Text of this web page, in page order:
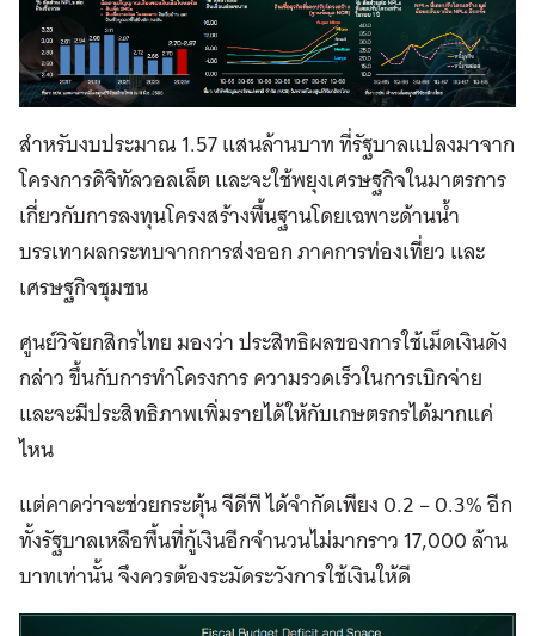
สำหรับงบประมาณ 1.57 แสนล้านบาท ที่รัฐบาลแปลงมาจาก
โครงการดิจิทัลวอลเล็ต และจะใช้พยุงเศรษฐกิจในมาตรการ
เกี่ยวกับการลงทุนโครงสร้างพื้นฐานโดยเฉพาะด้านน้ำ
บรรเทาผลกระทบจากการส่งออก ภาคการท่องเที่ยว และ
เศรษฐกิจชุมชน
ศูนย์วิจัยกสิกรไทย มองว่า ประสิทธิผลของการใช้เม็ดเงินดัง
กล่าว ขึ้นกับการทำโครงการ ความรวดเร็วในการเบิกจ่าย
และจะมีประสิทธิภาพเพิ่มรายได้ให้กับเกษตรกรได้มากแค่
ไหน
แต่คาดว่าจะช่วยกระตุ้น จีดีพี ได้จำกัดเพียง 0.2 – 0.3% อีก
ทั้งรัฐบาลเหลือพื้นที่กู้เงินอีกจำนวนไม่มากราว 17,000 ล้าน
บาทเท่านั้น จึงควรต้องระมัดระวังการใช้เงินให้ดี